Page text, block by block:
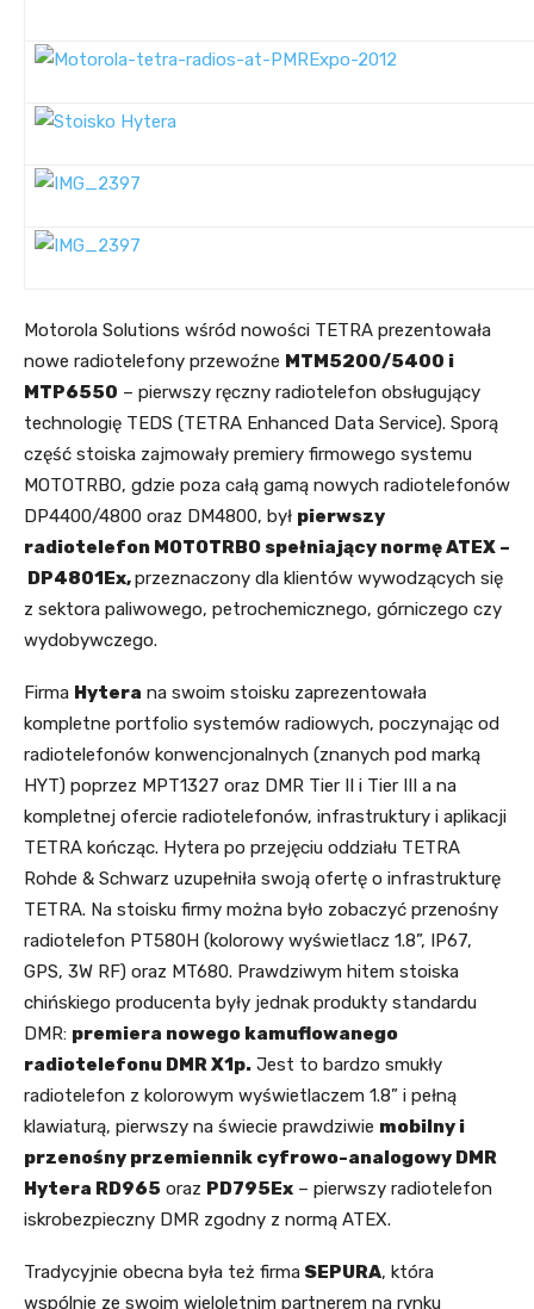
Motorola Solutions wśród nowości TETRA prezentowała
nowe radiotelefony przewoźne MTM5200/5400 i
MTP6550 – pierwszy ręczny radiotelefon obsługujący
technologię TEDS (TETRA Enhanced Data Service). Sporą
część stoiska zajmowały premiery firmowego systemu
MOTOTRBO, gdzie poza całą gamą nowych radiotelefonów
DP4400/4800 oraz DM4800, był pierwszy
radiotelefon MOTOTRBO spełniający normę ATEX –
DP4801Ex,przeznaczony dla klientów wywodzących się
z sektora paliwowego, petrochemicznego, górniczego czy
wydobywczego.
Firma Hytera na swoim stoisku zaprezentowała
kompletne portfolio systemów radiowych, poczynając od
radiotelefonów konwencjonalnych (znanych pod marką
HYT) poprzez MPT1327 oraz DMR Tier II i Tier III a na
kompletnej ofercie radiotelefonów, infrastruktury i aplikacji
TETRA kończąc. Hytera po przejęciu oddziału TETRA
Rohde & Schwarz uzupełniła swoją ofertę o infrastrukturę
TETRA. Na stoisku firmy można było zobaczyć przenośny
radiotelefon PT580H (kolorowy wyświetlacz 1.8”, IP67,
GPS, 3W RF) oraz MT680. Prawdziwym hitem stoiska
chińskiego producenta były jednak produkty standardu
DMR: premiera nowego kamuflowanego
radiotelefonu DMR X1p. Jest to bardzo smukły
radiotelefon z kolorowym wyświetlaczem 1.8” i pełną
klawiaturą, pierwszy na świecie prawdziwie mobilny i
przenośny przemiennik cyfrowo-analogowy DMR
Hytera RD965 oraz PD795Ex – pierwszy radiotelefon
iskrobezpieczny DMR zgodny z normą ATEX.
Tradycyjnie obecna była też firma SEPURA, która
wspólnie ze swoim wieloletnim partnerem na rynku